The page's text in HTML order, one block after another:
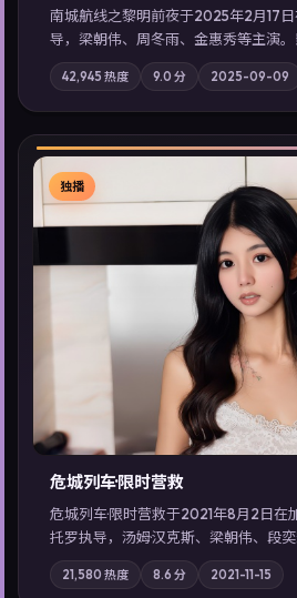
南城航线之黎明前夜于2025年2月17
导，梁朝伟、周冬雨、金惠秀等主演。
城市霓虹背后，有人用规则改写命运
质；站内亦可通过「国产免费观看高清
同类型高分佳作，畅享高清在线追剧
42,945 热度 9.0 分 2025-09-09
▶
独播
危城列车·限时营救
危城列车·限时营救于2021年8月2日在
托罗执导，汤姆·汉克斯、梁朝伟、段
叙事主轴，一场意外将众人卷入不可
乐强化地域气质；站内亦可通过「国产
21,580 热度 8.6 分 2021-11-15